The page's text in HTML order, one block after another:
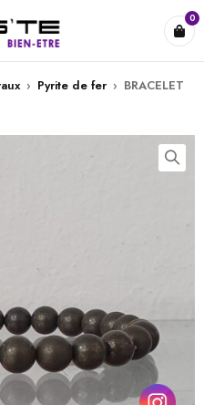
0
› Pyrite de fer › BRACELET